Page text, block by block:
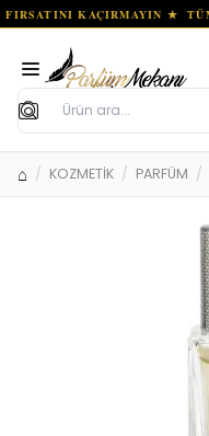
Ara
KOZMETİK PARFÜM